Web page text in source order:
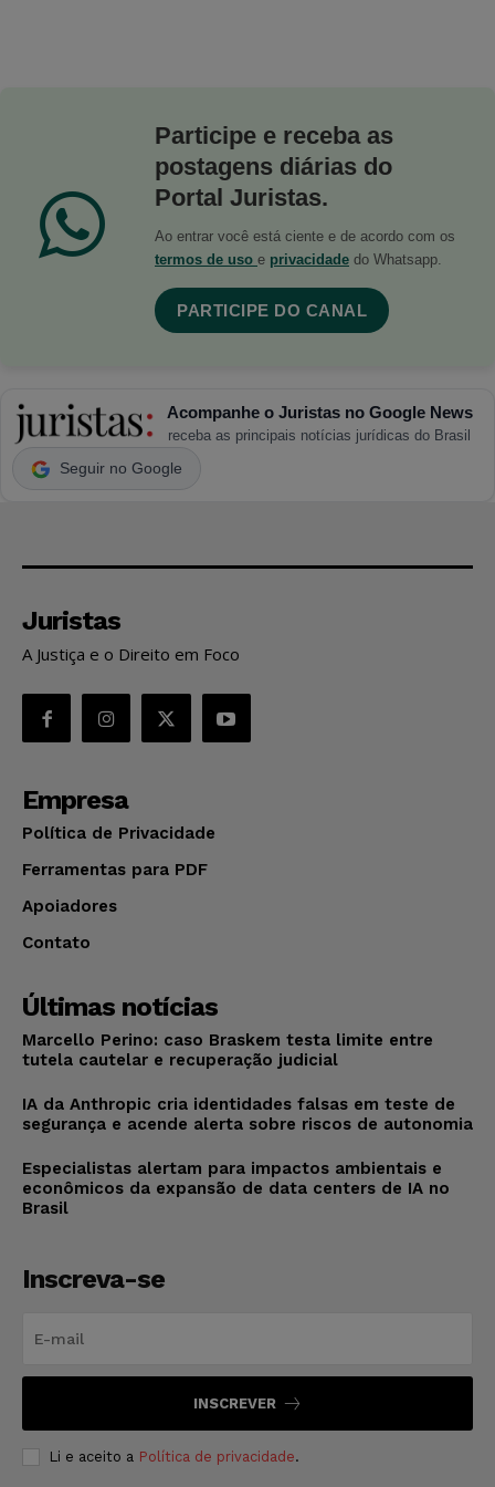
Participe e receba as
postagens diárias do
Portal Juristas.
Ao entrar você está ciente e de acordo com os
termos de uso e privacidade do Whatsapp.
PARTICIPE DO CANAL
Acompanhe o Juristas no Google News
receba as principais notícias jurídicas do Brasil
Seguir no Google
Juristas
A Justiça e o Direito em Foco
Empresa
Política de Privacidade
Ferramentas para PDF
Apoiadores
Contato
Últimas notícias
Marcello Perino: caso Braskem testa limite entre
tutela cautelar e recuperação judicial
IA da Anthropic cria identidades falsas em teste de
segurança e acende alerta sobre riscos de autonomia
Especialistas alertam para impactos ambientais e
econômicos da expansão de data centers de IA no
Brasil
Inscreva-se
INSCREVER
Li e aceito a Política de privacidade.